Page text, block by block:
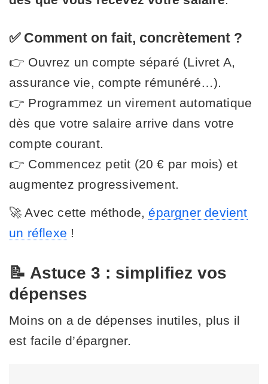
✅ Comment on fait, concrètement ?
👉 Ouvrez un compte séparé (Livret A,
assurance vie, compte rémunéré…).
👉 Programmez un virement automatique
dès que votre salaire arrive dans votre
compte courant.
👉 Commencez petit (20 € par mois) et
augmentez progressivement.
🚀 Avec cette méthode, épargner devient
un réflexe !
📝 Astuce 3 : simplifiez vos
dépenses
Moins on a de dépenses inutiles, plus il
est facile d’épargner.